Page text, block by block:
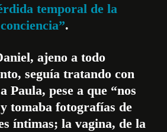
temporal de la
conciencia”.
ajeno a todo
seguía tratando con
Paula, pese a que “nos
tomaba fotografías de
íntimas; la vagina, de la